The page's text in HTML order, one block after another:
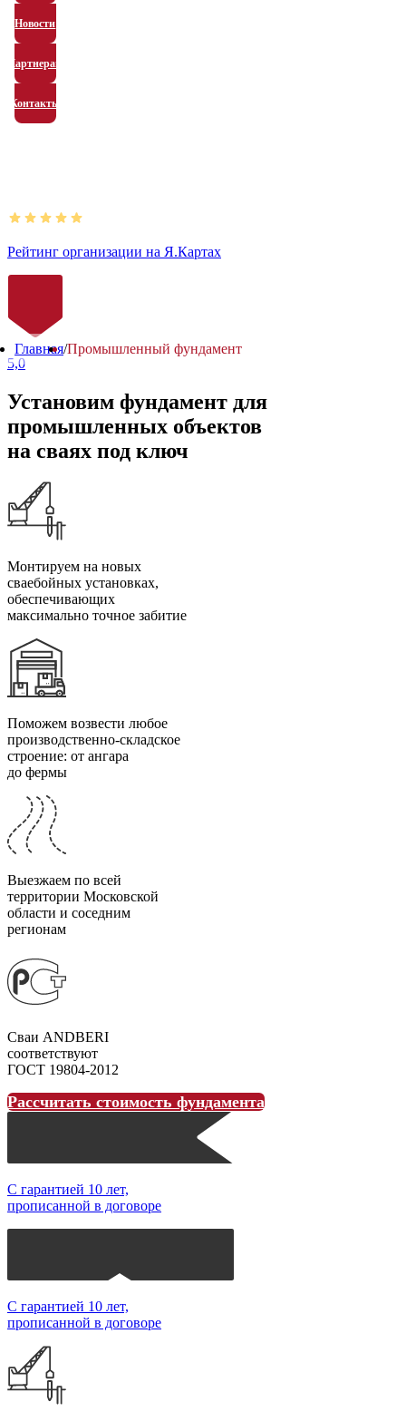
Новости
Партнерам
Контакты
Главная/Промышленный фундамент
Рейтинг организации на Я.Картах
5,0
Установим фундамент для
промышленных объектов
на сваях под ключ
Монтируем на новых
сваебойных установках,
обеспечивающих
максимально точное забитие
Поможем возвести любое
производственно-складское
строение: от ангара
до фермы
Выезжаем по всей
территории Московской
области и соседним
регионам
Сваи ANDBERI
соответствуют
ГОСТ 19804-2012
Рассчитать стоимость фундамента
С гарантией 10 лет,
прописанной в договоре
С гарантией 10 лет,
прописанной в договоре